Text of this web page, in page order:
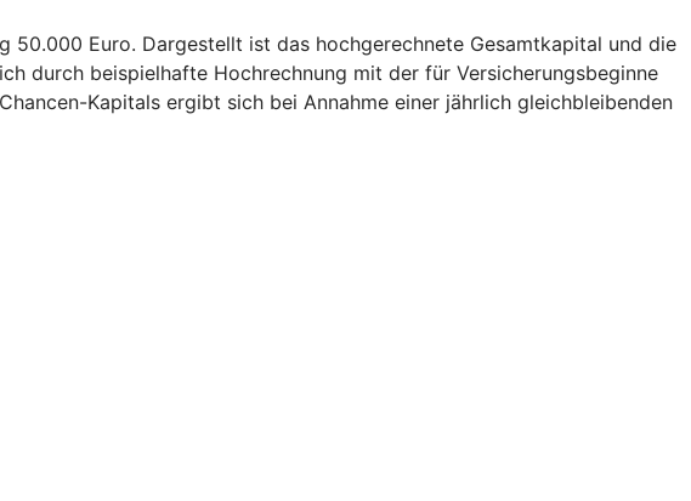
50.000 Euro. Dargestellt ist das hochgerechnete Gesamtkapital und die
durch beispielhafte Hochrechnung mit der für Versicherungsbeginne
Kapitals ergibt sich bei Annahme einer jährlich gleichbleibenden